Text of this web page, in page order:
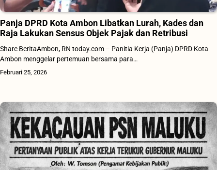
Panja DPRD Kota Ambon Libatkan Lurah, Kades dan
Raja Lakukan Sensus Objek Pajak dan Retribusi
Share BeritaAmbon, RN today.com – Panitia Kerja (Panja) DPRD Kota
Ambon menggelar pertemuan bersama para…
Februari 25, 2026